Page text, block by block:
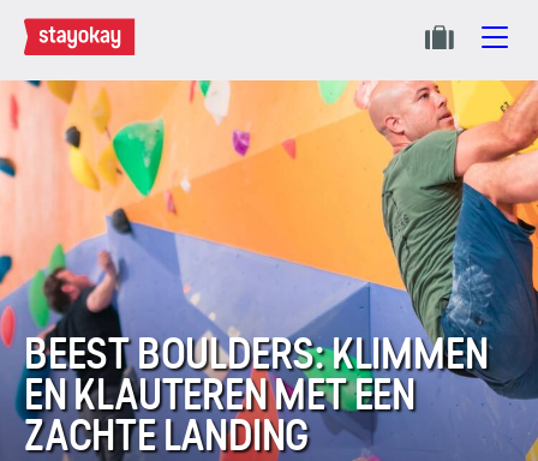
BEEST BOULDERS: KLIMMEN
EN KLAUTEREN MET EEN
ZACHTE LANDING